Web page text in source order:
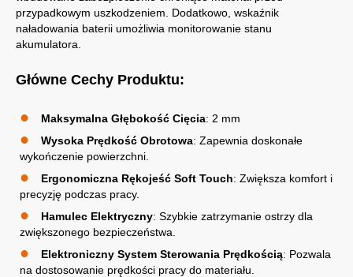
przypadkowym uszkodzeniem. Dodatkowo, wskaźnik
naładowania baterii umożliwia monitorowanie stanu
akumulatora.
Główne Cechy Produktu:
Maksymalna Głębokość Cięcia: 2 mm
Wysoka Prędkość Obrotowa: Zapewnia doskonałe
wykończenie powierzchni.
Ergonomiczna Rękojeść Soft Touch: Zwiększa komfort i
precyzję podczas pracy.
Hamulec Elektryczny: Szybkie zatrzymanie ostrzy dla
zwiększonego bezpieczeństwa.
Elektroniczny System Sterowania Prędkością: Pozwala
na dostosowanie prędkości pracy do materiału.